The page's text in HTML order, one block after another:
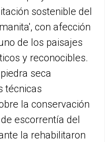
sostenible del
con afección
de los paisajes
y reconocibles.
seca
técnicas
la conservación
escorrentía del
la rehabilitaron